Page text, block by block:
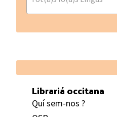
Footer
Librariá occitana
Quí sem-nos ?